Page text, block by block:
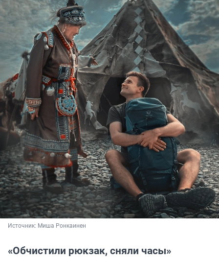
Источник: Миша Ронкаинен
«Обчистили рюкзак, сняли часы»